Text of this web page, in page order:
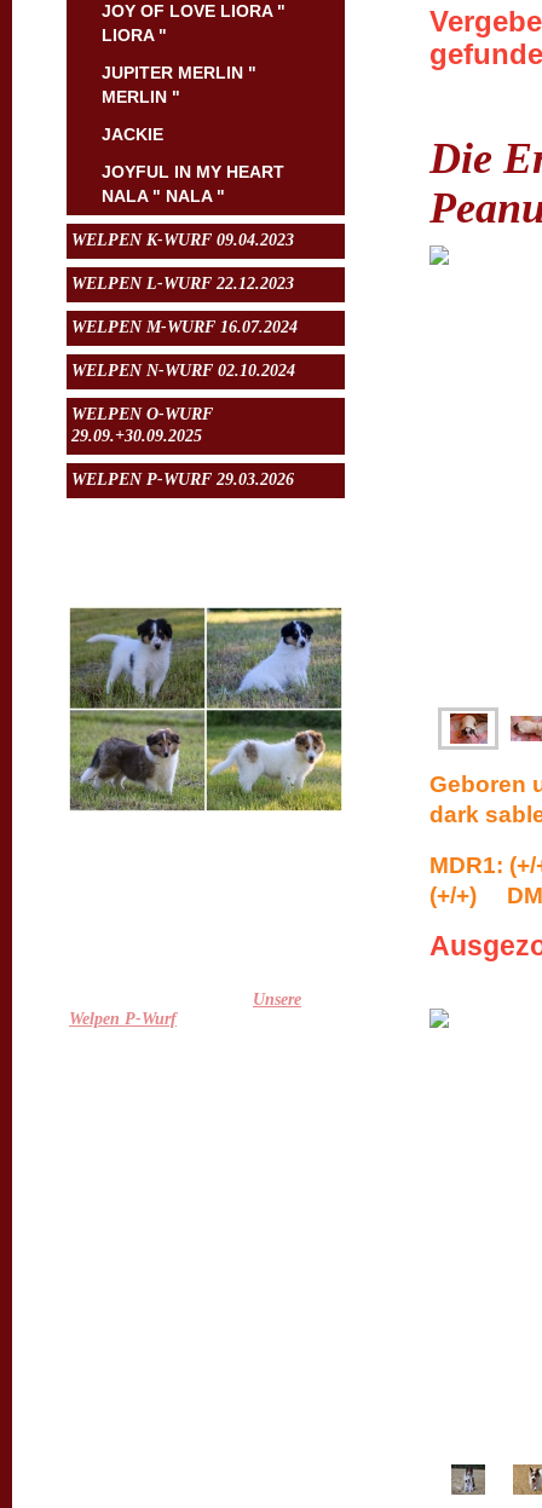
JOY OF LOVE LIORA "
LIORA "
JUPITER MERLIN "
MERLIN "
JACKIE
JOYFUL IN MY HEART
NALA " NALA "
WELPEN K-WURF 09.04.2023
WELPEN L-WURF 22.12.2023
WELPEN M-WURF 16.07.2024
WELPEN N-WURF 02.10.2024
WELPEN O-WURF
29.09.+30.09.2025
WELPEN P-WURF 29.03.2026
Unsere
Welpen P-Wurf.
Die
Geboren
dark
MDR1:
(+/+)